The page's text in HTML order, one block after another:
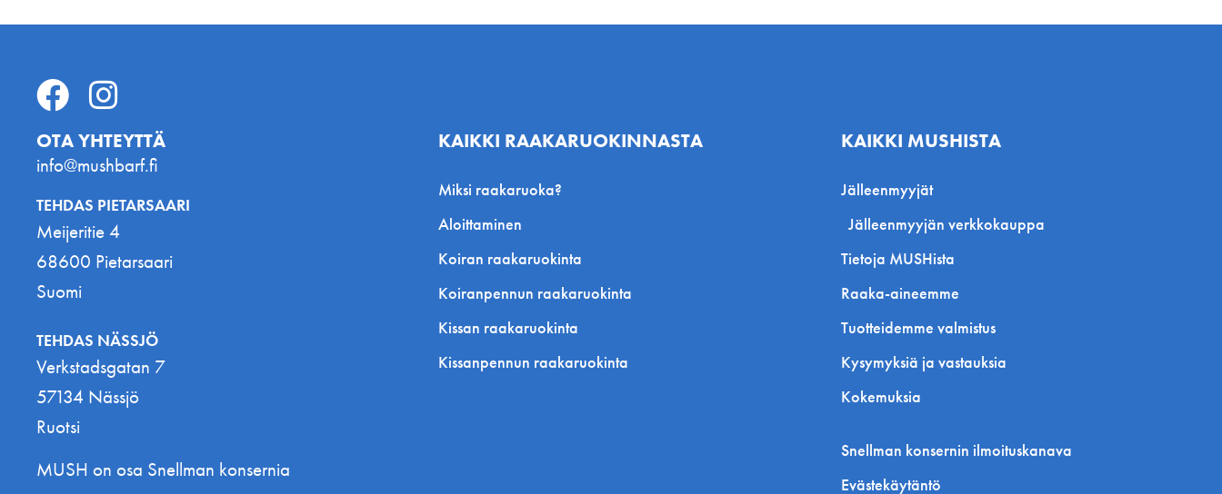
OTA YHTEYTTÄ
info@mushbarf.fi
TEHDAS PIETARSAARI
Meijeritie 4
68600 Pietarsaari
Suomi
TEHDAS NÄSSJÖ
Verkstadsgatan 7
57134 Nässjö
Ruotsi
MUSH on osa Snellman konsernia
KAIKKI RAAKARUOKINNASTA
Miksi raakaruoka?
Aloittaminen
Koiran raakaruokinta
Koiranpennun raakaruokinta
Kissan raakaruokinta
Kissanpennun raakaruokinta
KAIKKI MUSHISTA
Jälleenmyyjät
Jälleenmyyjän verkkokauppa
Tietoja MUSHista
Raaka-aineemme
Tuotteidemme valmistus
Kysymyksiä ja vastauksia
Kokemuksia
Snellman konsernin ilmoituskanava
Evästekäytäntö